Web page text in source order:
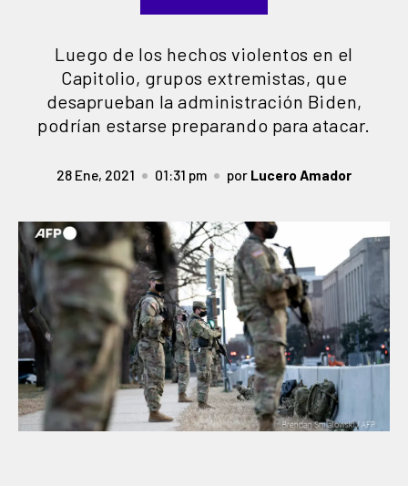
Luego de los hechos violentos en el
Capitolio, grupos extremistas, que
desaprueban la administración Biden,
podrían estarse preparando para atacar.
28 Ene, 2021 01:31 pm por Lucero Amador